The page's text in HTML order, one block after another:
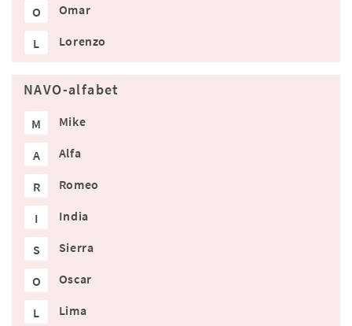
O Omar
L Lorenzo
NAVO-alfabet
M Mike
A Alfa
R Romeo
I India
S Sierra
O Oscar
L Lima